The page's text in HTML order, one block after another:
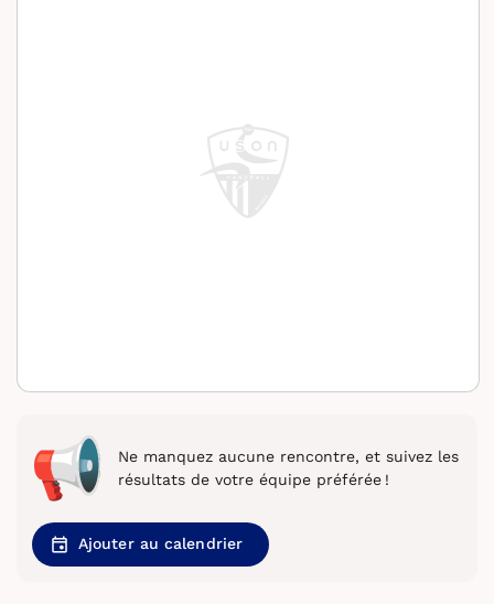
Ne manquez aucune rencontre, et suivez les
résultats de votre équipe préférée !
Ajouter au calendrier